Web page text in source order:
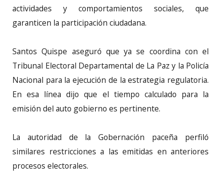
actividades y comportamientos sociales, que
garanticen la participación ciudadana.
Santos Quispe aseguró que ya se coordina con el
Tribunal Electoral Departamental de La Paz y la Policía
Nacional para la ejecución de la estrategia regulatoria.
En esa línea dijo que el tiempo calculado para la
emisión del auto gobierno es pertinente.
La autoridad de la Gobernación paceña perfiló
similares restricciones a las emitidas en anteriores
procesos electorales.